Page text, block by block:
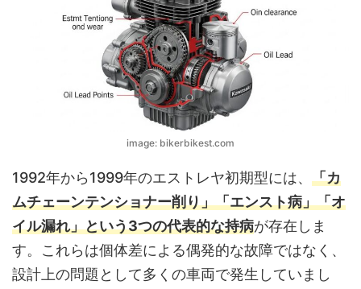
image: bikerbikest.com
1992年から1999年のエストレヤ初期型には、 「カ
ムチェーンテンショナー削り」「エンスト病」「オ
イル漏れ」という3つの代表的な持病が存在しま
す。これらは個体差による偶発的な故障ではなく、
設計上の問題として多くの車両で発生していまし